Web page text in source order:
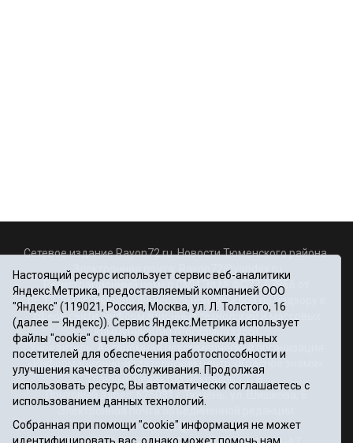
Сетевое издание Rayon72.ru. Новости Тюменского района.
Rayon72@yandex.ru
Регистрационный номер СМИ Эл № ФС77-67956 от
06.12.2016г., выдано Федеральной службой по надзору в
сфере связи, информационных технологий и массовых
коммуникаций (Роскомнадзор)
Учредитель: Автономная некоммерческая организация
«Информационно-издательский центр «Красное знамя».
Главный редактор Некрасова Т. В.
Почтовый адрес: 625031 г.Тюмень. ул. Шишкова, 6
Электронная почта объединенной редакции:
krasnoeznam@rambler.ru
Настоящий ресурс использует сервис веб-аналитики
Яндекс.Метрика, предоставляемый компанией ООО
"Яндекс" (119021, Россия, Москва, ул. Л. Толстого, 16
(далее — Яндекс)). Сервис Яндекс.Метрика использует
файлы "cookie" с целью сбора технических данных
посетителей для обеспечения работоспособности и
улучшения качества обслуживания. Продолжая
использовать ресурс, Вы автоматически соглашаетесь с
использованием данных технологий.
Собранная при помощи "cookie" информация не может